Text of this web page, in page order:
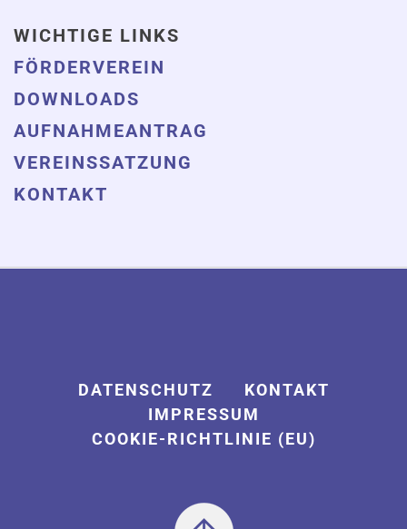
WICHTIGE LINKS
FÖRDERVEREIN
DOWNLOADS
AUFNAHMEANTRAG
VEREINSSATZUNG
KONTAKT
DATENSCHUTZ
KONTAKT
IMPRESSUM
COOKIE-RICHTLINIE (EU)